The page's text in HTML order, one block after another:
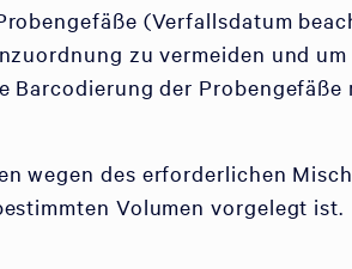
(Verfallsdatum
zu vermeiden und
Barcodierung der
wegen des erforderlichen
Volumen vorgelegt ist.